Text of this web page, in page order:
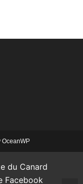
OceanWP
du Canard
Facebook